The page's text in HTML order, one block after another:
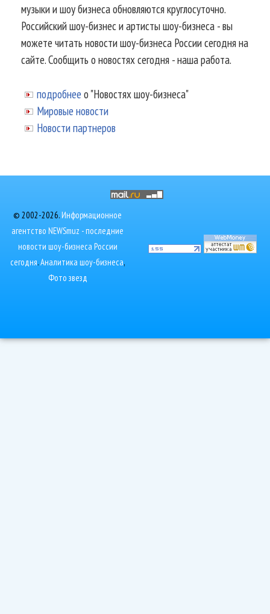
музыки и шоу бизнеса обновляются круглосуточно.
Российский шоу-бизнес и артисты шоу-бизнеса - вы
можете читать новости шоу-бизнеса России сегодня на
сайте. Сообщить о новостях сегодня - наша работа.
подробнее о "Новостях шоу-бизнеса"
Мировые новости
Новости партнеров
© 2002-2026.Информационное
агентство NEWSmuz - последние
новости шоу-бизнеса России
сегодня.Аналитика шоу-бизнеса,
Фото звезд